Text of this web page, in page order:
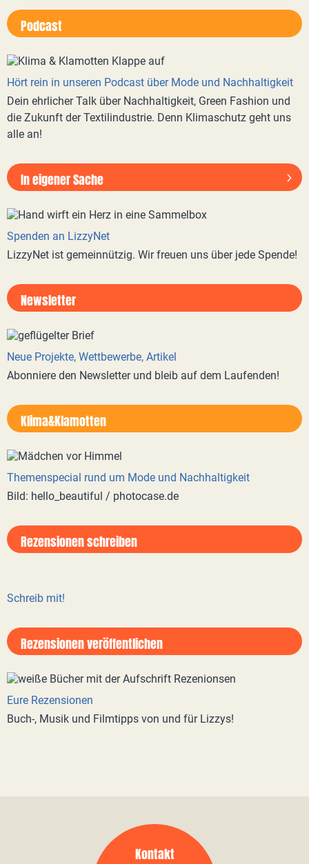
Podcast
Hört rein in unseren Podcast über Mode und Nachhaltigkeit
Dein ehrlicher Talk über Nachhaltigkeit, Green Fashion und
die Zukunft der Textilindustrie. Denn Klimaschutz geht uns
alle an!
In eigener Sache
Spenden an LizzyNet
LizzyNet ist gemeinnützig. Wir freuen uns über jede Spende!
Newsletter
Neue Projekte, Wettbewerbe, Artikel
Abonniere den Newsletter und bleib auf dem Laufenden!
Klima&Klamotten
Themenspecial rund um Mode und Nachhaltigkeit
Bild: hello_beautiful / photocase.de
Rezensionen schreiben
Schreib mit!
Rezensionen veröffentlichen
Eure Rezensionen
Buch-, Musik und Filmtipps von und für Lizzys!
Kontakt